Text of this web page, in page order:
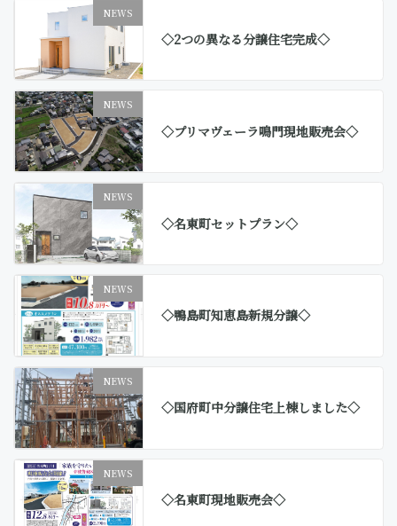
NEWS
◇2つの異なる分譲住宅完成◇
NEWS
◇プリマヴェーラ鳴門現地販売会◇
NEWS
◇名東町セットプラン◇
NEWS
◇鴨島町知恵島新規分譲◇
NEWS
◇国府町中分譲住宅上棟しました◇
NEWS
◇名東町現地販売会◇